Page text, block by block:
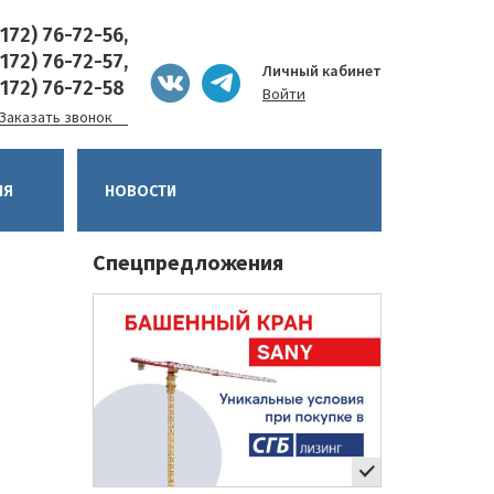
76-72-56,
76-72-57,
76-72-58
Заказать звонок
Личный кабинет
Войти
НОВОСТИ
Спецпредложения